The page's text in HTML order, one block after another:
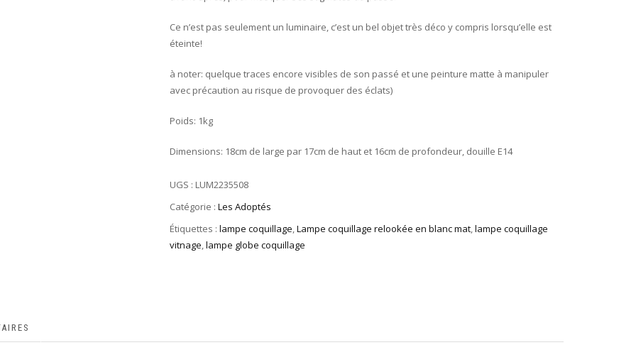
Ce n’est pas seulement un luminaire, c’est un bel objet très déco y compris lorsqu’elle est
éteinte!
à noter: quelque traces encore visibles de son passé et une peinture matte à manipuler
avec précaution au risque de provoquer des éclats)
Poids: 1kg
Dimensions: 18cm de large par 17cm de haut et 16cm de profondeur, douille E14
UGS : LUM2235508
Catégorie : Les Adoptés
Étiquettes : lampe coquillage,Lampe coquillage relookée en blanc mat,lampe coquillage
vitnage,lampe globe coquillage